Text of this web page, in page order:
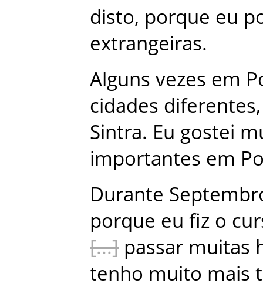
disto, porque eu
extrangeiras.
Alguns vezes em
cidades diferentes,
Sintra. Eu gostei
importantes em
Durante
porque eu fiz o
passar muitas
tenho muito mais